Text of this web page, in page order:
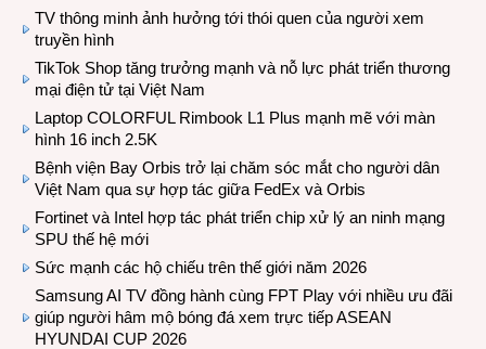
TV thông minh ảnh hưởng tới thói quen của người xem
truyền hình
TikTok Shop tăng trưởng mạnh và nỗ lực phát triển thương
mại điện tử tại Việt Nam
Laptop COLORFUL Rimbook L1 Plus mạnh mẽ với màn
hình 16 inch 2.5K
Bệnh viện Bay Orbis trở lại chăm sóc mắt cho người dân
Việt Nam qua sự hợp tác giữa FedEx và Orbis
Fortinet và Intel hợp tác phát triển chip xử lý an ninh mạng
SPU thế hệ mới
Sức mạnh các hộ chiếu trên thế giới năm 2026
Samsung AI TV đồng hành cùng FPT Play với nhiều ưu đãi
giúp người hâm mộ bóng đá xem trực tiếp ASEAN
HYUNDAI CUP 2026